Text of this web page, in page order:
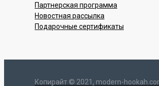
Партнерская программа
Новостная рассылка
Подарочные сертификаты
Копирайт © 2021, modern-